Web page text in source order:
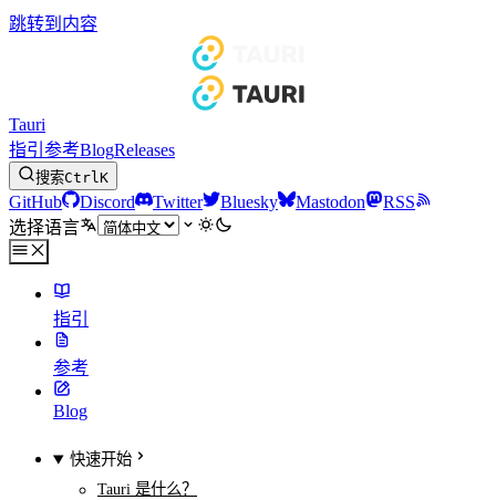
跳转到内容
Tauri
指引 参考BlogReleases
搜索CtrlK
GitHub Discord Twitter Bluesky Mastodon
RSS
选择语言
指引
参考
Blog
快速开始
Tauri 是什么？